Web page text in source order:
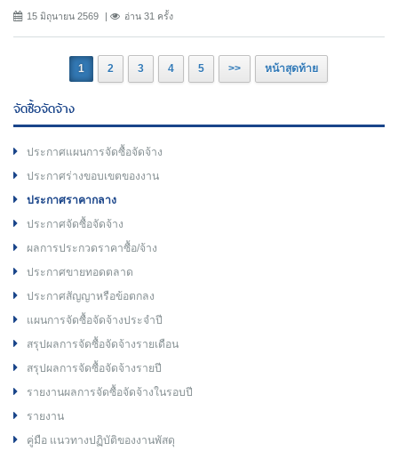
15 มิถุนายน 2569 อ่าน 31 ครั้ง
1 2 3 4 5 >> หน้าสุดท้าย
จัดซื้อจัดจ้าง
ประกาศแผนการจัดซื้อจัดจ้าง
ประกาศร่างขอบเขตของงาน
ประกาศราคากลาง
ประกาศจัดซื้อจัดจ้าง
ผลการประกวดราคาซื้อ/จ้าง
ประกาศขายทอดตลาด
ประกาศสัญญาหรือข้อตกลง
แผนการจัดซื้อจัดจ้างประจำปี
สรุปผลการจัดซื้อจัดจ้างรายเดือน
สรุปผลการจัดซื้อจัดจ้างรายปี
รายงานผลการจัดซื้อจัดจ้างในรอบปี
รายงาน
คู่มือ แนวทางปฏิบัติของงานพัสดุ